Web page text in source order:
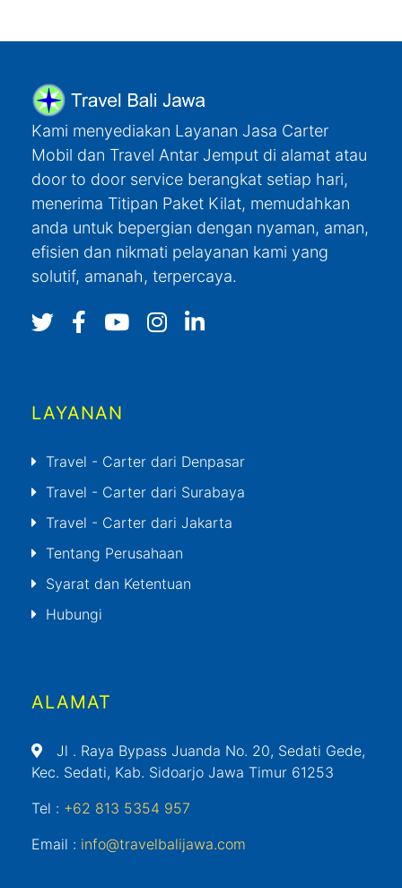
Kami menyediakan Layanan Jasa Carter
Mobil dan Travel Antar Jemput di alamat atau
door to door service berangkat setiap hari,
menerima Titipan Paket Kilat, memudahkan
anda untuk bepergian dengan nyaman, aman,
efisien dan nikmati pelayanan kami yang
solutif, amanah, terpercaya.
LAYANAN
Travel - Carter dari Denpasar
Travel - Carter dari Surabaya
Travel - Carter dari Jakarta
Tentang Perusahaan
Syarat dan Ketentuan
Hubungi
ALAMAT
Jl . Raya Bypass Juanda No. 20, Sedati Gede,
Kec. Sedati, Kab. Sidoarjo Jawa Timur 61253
Tel : +62 813 5354 957
Email : info@travelbalijawa.com